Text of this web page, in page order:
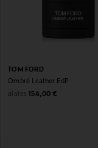
TOM FORD
Ombré Leather EdP
alates Original Price
154,00 €